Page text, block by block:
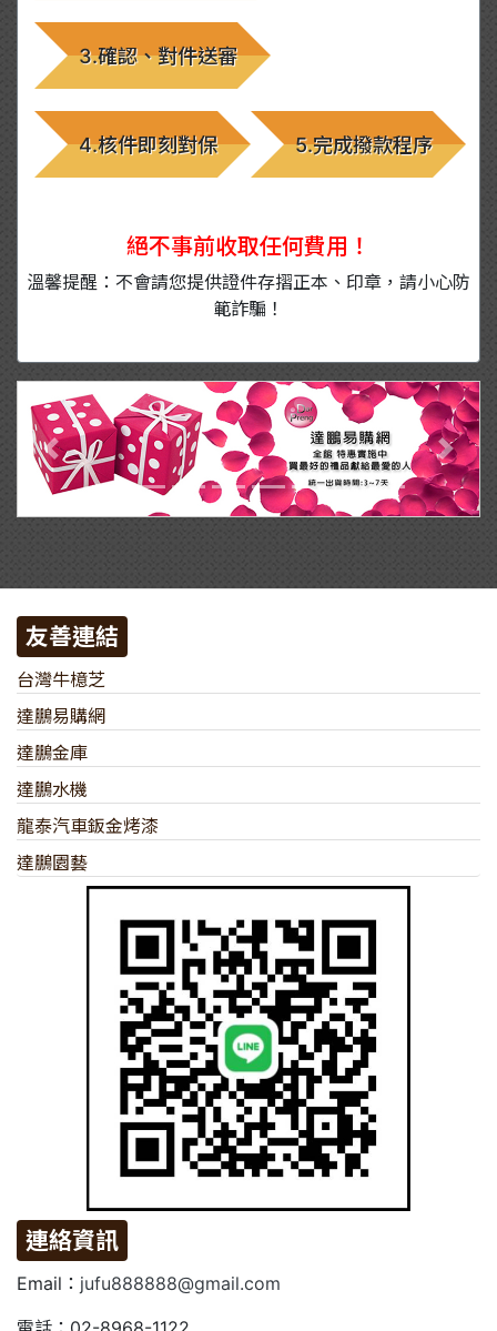
3.確認、對件送審
4.核件即刻對保 5.完成撥款程序
絕不事前收取任何費用！
溫馨提醒：不會請您提供證件存摺正本、印章，請小心防
範詐騙！
Previous Next
友善連結
台灣牛檍芝
達鵬易購網
達鵬金庫
達鵬水機
龍泰汽車鈑金烤漆
達鵬園藝
連絡資訊
Email： jufu888888@gmail.com